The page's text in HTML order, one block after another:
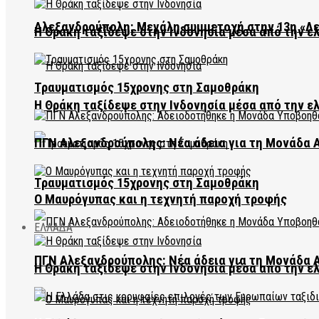
Αλεξανδρούπολη: Μεγάλη συμμετοχή στην 13η
Η Θράκη ταξίδεψε στην Ινδονησία μέσα από την
Τραυματισμός 15χρονης στη Σαμοθράκη
ΠΓΝ Αλεξανδρούπολης: Νέα άδεια για τη Μονάδα
Η Θράκη ταξίδεψε στην Ινδονησία μέσα από την
Τραυματισμός 15χρονης στη Σαμοθράκη
ΠΓΝ Αλεξανδρούπολης: Νέα άδεια για τη Μονάδα
Ο Μαυρόγυπας και η τεχνητή παροχή τροφής
ΕΛΛΑΔΑ
Η Θράκη ταξίδεψε στην Ινδονησία μέσα από την